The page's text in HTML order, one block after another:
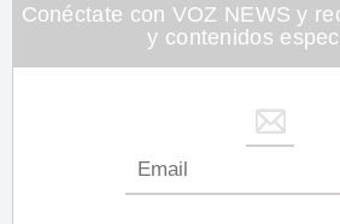
Conéctate con VOZ NEWS y
y contenidos